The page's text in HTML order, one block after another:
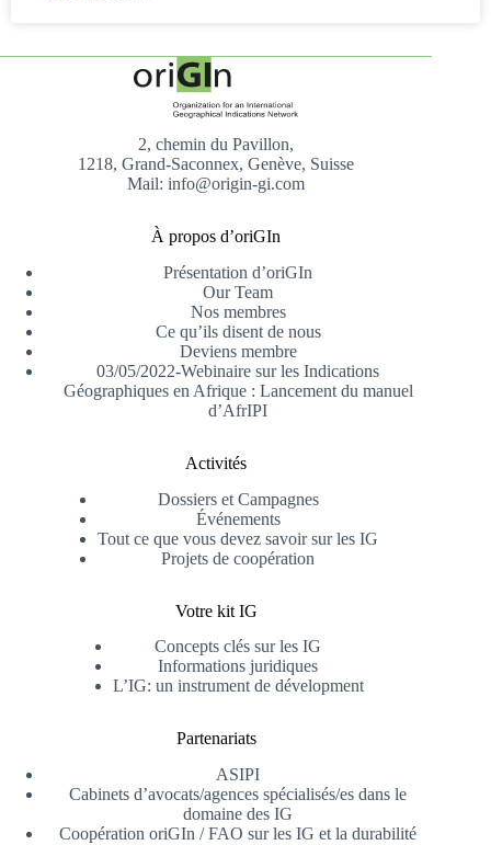
2, chemin du Pavillon,
1218, Grand-Saconnex, Genève, Suisse
Mail: info@origin-gi.com
À propos d’oriGIn
Présentation d’oriGIn
Our Team
Nos membres
Ce qu’ils disent de nous
Deviens membre
03/05/2022-Webinaire sur les Indications
Géographiques en Afrique : Lancement du manuel
d’AfrIPI
Activités
Dossiers et Campagnes
Événements
Tout ce que vous devez savoir sur les IG
Projets de coopération
Votre kit IG
Concepts clés sur les IG
Informations juridiques
L’IG: un instrument de dévelopment
Partenariats
ASIPI
Cabinets d’avocats/agences spécialisés/es dans le
domaine des IG
Coopération oriGIn / FAO sur les IG et la durabilité